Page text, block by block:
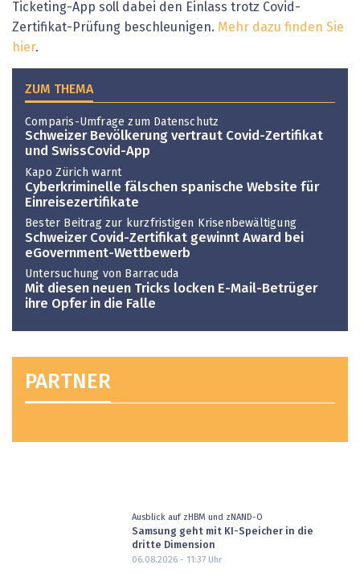
Ticketing-App soll dabei den Einlass trotz Covid-
Zertifikat-Prüfung beschleunigen. Mehr dazu finden Sie
hier.
ZUM THEMA
Comparis-Umfrage zum Datenschutz
Schweizer Bevölkerung vertraut Covid-Zertifikat
und SwissCovid-App
Kapo Zürich warnt
Cyberkriminelle fälschen spanische Website für
Einreisezertifikate
Bester Beitrag zur kurzfristigen Krisenbewältigung
Schweizer Covid-Zertifikat gewinnt Award bei
eGovernment-Wettbewerb
Untersuchung von Barracuda
Mit diesen neuen Tricks locken E-Mail-Betrüger
ihre Opfer in die Falle
PARTNER
Ausblick auf zHBM und zNAND-O
Samsung geht mit KI-Speicher in die
dritte Dimension
06.08.2026 - 11:37Uhr